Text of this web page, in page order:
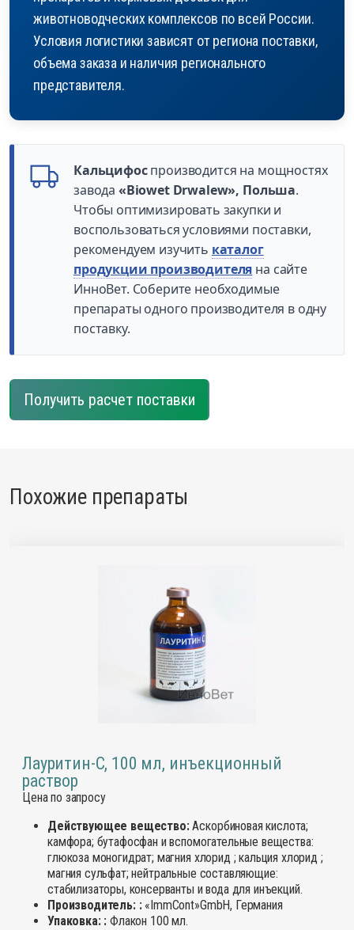
животноводческих комплексов по всей России.
Условия логистики зависят от региона поставки,
объема заказа и наличия регионального
представителя.
Кальцифоспроизводится на мощностях
завода «Biowet Drwalew», Польша.
Чтобы оптимизировать закупки и
воспользоваться условиями поставки,
рекомендуем изучить каталог
продукции производителя на сайте
ИнноВет. Соберите необходимые
препараты одного производителя в одну
поставку.
Получить расчет поставки
Похожие препараты
Лауритин-С, 100 мл, инъекционный
раствор
Цена по запросу
Действующее вещество:Аскорбиновая кислота;
камфора; бутафосфан и вспомогательные вещества:
глюкоза моногидрат; магния хлорид ; кальция хлорид ;
магния сульфат; нейтральные составляющие:
стабилизаторы, консерванты и вода для инъекций.
Производитель: :«ImmCont»GmbH, Германия
Упаковка: : Флакон 100 мл.